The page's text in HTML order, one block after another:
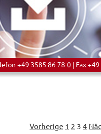
+49 3585 86 78-0 | Fax
Vorherige 1 2 3 4